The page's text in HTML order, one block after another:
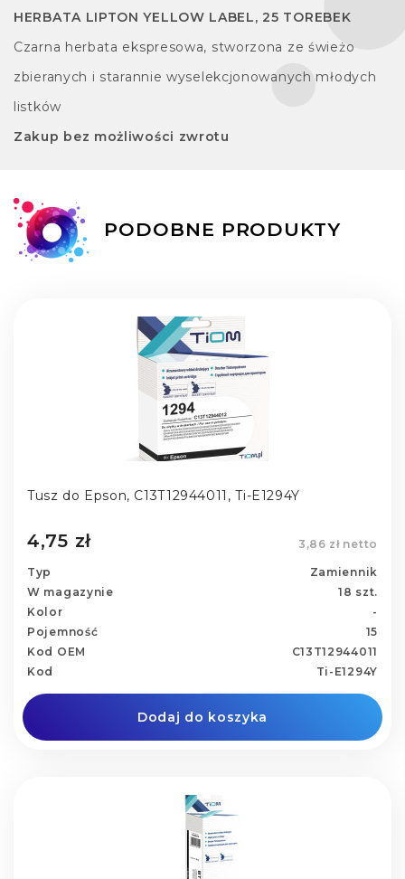
HERBATA LIPTON YELLOW LABEL, 25 TOREBEK
Czarna herbata ekspresowa, stworzona ze świeżo
zbieranych i starannie wyselekcjonowanych młodych
listków
Zakup bez możliwości zwrotu
PODOBNE PRODUKTY
Tusz do Epson, C13T12944011, Ti-E1294Y
4,75 zł 3,86 zł netto
Typ
Zamiennik
W magazynie
18 szt.
Kolor
-
Pojemność
15
Kod OEM
C13T12944011
Kod
Ti-E1294Y
Dodaj do koszyka